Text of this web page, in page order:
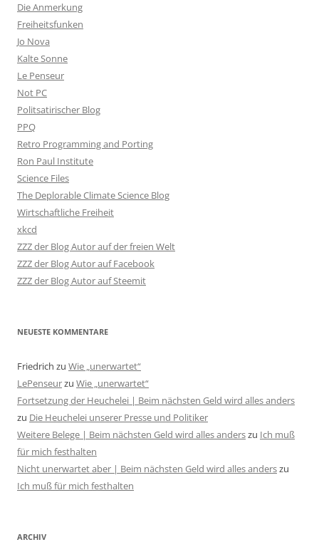
Die Anmerkung
Freiheitsfunken
Jo Nova
Kalte Sonne
Le Penseur
Not PC
Politsatirischer Blog
PPQ
Retro Programming and Porting
Ron Paul Institute
Science Files
The Deplorable Climate Science Blog
Wirtschaftliche Freiheit
xkcd
ZZZ der Blog Autor auf der freien Welt
ZZZ der Blog Autor auf Facebook
ZZZ der Blog Autor auf Steemit
NEUESTE KOMMENTARE
Friedrich zu Wie „unerwartet“
LePenseurzu Wie „unerwartet“
Fortsetzung der Heuchelei | Beim nächsten Geld wird alles anders
zu Die Heuchelei unserer Presse und Politiker
Weitere Belege | Beim nächsten Geld wird alles anderszu Ich muß
für mich festhalten
Nicht unerwartet aber | Beim nächsten Geld wird alles anderszu
Ich muß für mich festhalten
ARCHIV